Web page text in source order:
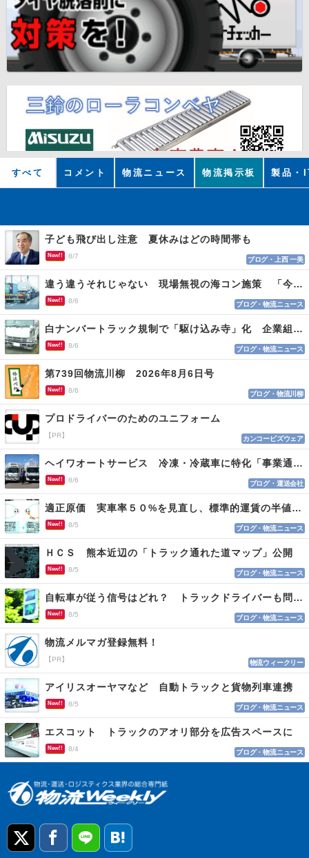
すべて コメント 物流ニュース 物流掲示板 製品・
子ども飛び出し注意 夏休みはどの時間帯も
New!! 8/7 ブログ・上西 一美
違う違うそれじゃない 現場無視の海コン施策 「今でも平均２～３時間は待つ」
New!! 8/6 ブログ・物流ニュース
白ナンバートラック規制で「駆け込み寺」化 企業組合が入会基準を見直しへ
New!! 8/6 ブログ・物流ニュース
第739回物流川柳 2026年8月6日号
New!! 8/6 ブログ・物流川柳
プロドライバーのためのユニフォーム
【PR】 カンコービズウェア
ヘイワオートサービス 冷凍・冷蔵車に特化「事業通じ貢献目指す」
New!! 8/6 ブログ・運送会社
適正原価 実車率５０%を見直し、標準的運賃の半値の恐れも
New!! 8/5 ブログ・物流ニュース
ＨＣＳ 熊本近辺の「トラック通れた道マップ」公開
New!! 8/5 ブログ・物流ニュース
自転車が従う信号はどれ？ トラックドライバーも問われる認識
New!! 8/5 ブログ・物流ニュース
物流メルマガ登録無料！
【PR】 物流ウィークリー
アイリスオーヤマなど 自動トラックと貨物列車連携
New!! 8/5 ブログ・物流ニュース
エスコット トラックのアオリ部分を広告スペースに
New!! 8/4 ブログ・物流ニュース